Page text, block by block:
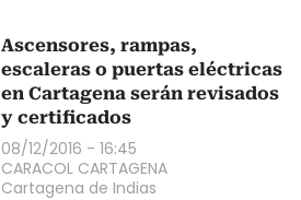
Ascensores, rampas,
escaleras o puertas eléctricas
en Cartagena serán revisados
y certificados
08/12/2016 - 16:45
CARACOL CARTAGENA
Cartagena de Indias